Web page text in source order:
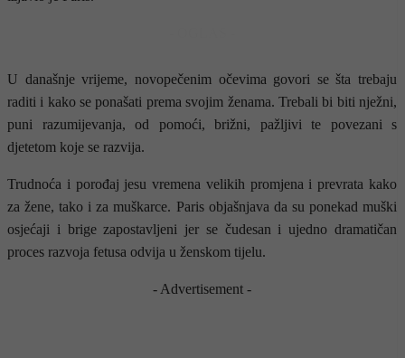
U današnje vrijeme, novopečenim očevima govori se šta trebaju
raditi i kako se ponašati prema svojim ženama. Trebali bi biti nježni,
puni razumijevanja, od pomoći, brižni, pažljivi te povezani s
djetetom koje se razvija.
Trudnoća i porođaj jesu vremena velikih promjena i prevrata kako
za žene, tako i za muškarce. Paris objašnjava da su ponekad muški
osjećaji i brige zapostavljeni jer se čudesan i ujedno dramatičan
proces razvoja fetusa odvija u ženskom tijelu.
- Advertisement -